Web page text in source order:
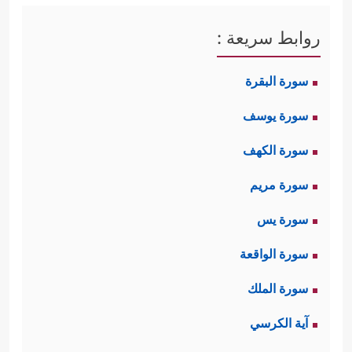
عَلَیۡهِمۡ﴾، و﴿ٱلضَّاۤلِّینَ﴾
قبل تصنيفهم بحسب مواقفهم من
﴿ٱلصِّرَ ٰ⁠طَ ٱلۡمُسۡتَقِیمَ﴾
السائرون على هذا الصراط، والمغضوب
عليهم هم الذين تنكَّبُوا الصراط وحادُوا
عنه عنادًا واستكبارًا، والضالُّون هم
التائِهُون بسبب الجهل والتقليد الأعمى
للآباء والكُبَراء.
روابط سريعة :
سورة البقرة
سورة يوسف
سورة الكهف
سورة مريم
سورة يس
سورة الواقعة
سورة الملك
آية الكرسي